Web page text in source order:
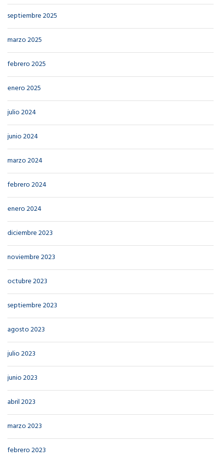
septiembre 2025
marzo 2025
febrero 2025
enero 2025
julio 2024
junio 2024
marzo 2024
febrero 2024
enero 2024
diciembre 2023
noviembre 2023
octubre 2023
septiembre 2023
agosto 2023
julio 2023
junio 2023
abril 2023
marzo 2023
febrero 2023